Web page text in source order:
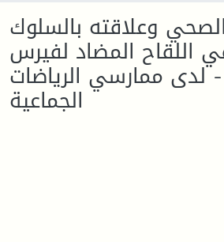
وعلاقته بالسلوك
اللقاح المضاد لفيرس
كوفيد 19 - لدى ممارسي الرياضات
الجماعية